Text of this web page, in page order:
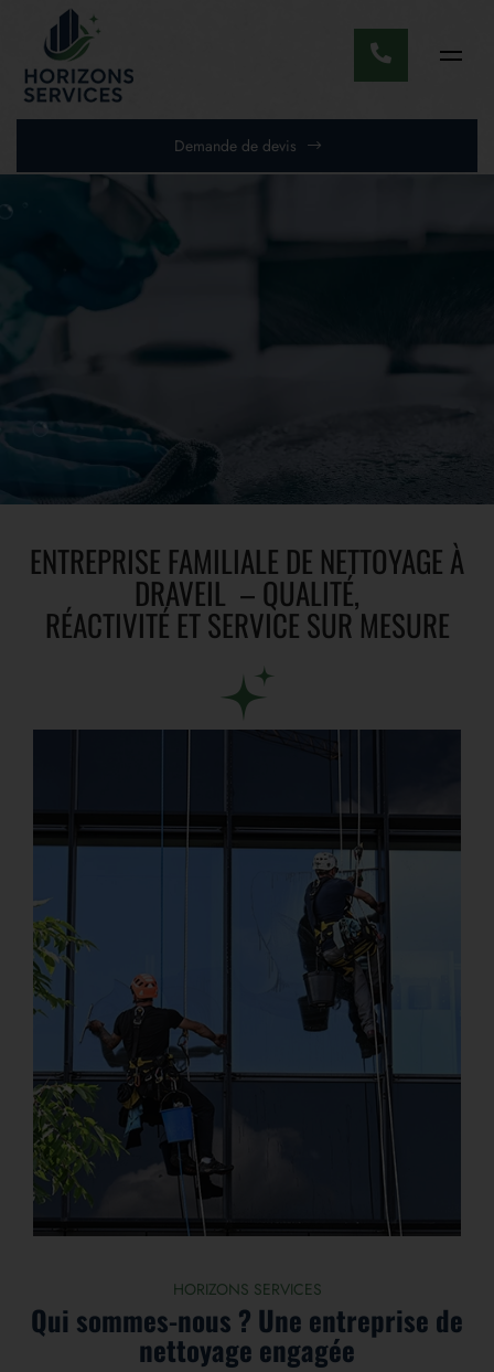
Demande de devis
ENTREPRISE FAMILIALE DE NETTOYAGE À
DRAVEIL – QUALITÉ,
RÉACTIVITÉ ET SERVICE SUR MESURE
HORIZONS SERVICES
Qui sommes-nous ? Une entreprise de
nettoyage engagée